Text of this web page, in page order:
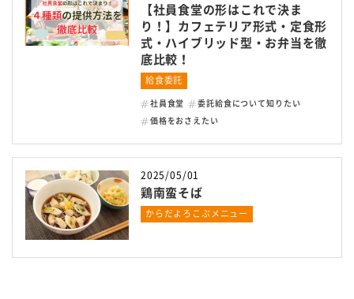
導入事例
安全・安心への取り組み
会社情報
よくある質問
【社員食堂の形はこれで決ま
り！】カフェテリア形式・定食形
式・ハイブリッド型・お弁当を徹
底比較！
給食委託
社員食堂
委託給食について知りたい
価格をおさえたい
2025/05/01
鶏南蛮そば
からだよろこぶメニュー